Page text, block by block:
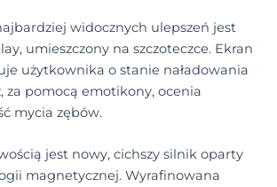
widocznych ulepszeń jest
umieszczony na szczoteczce. Ekran
użytkownika o stanie naładowania
za pomocą emotikony, ocenia
mycia zębów.
jest nowy, cichszy silnik oparty
magnetycznej. Wyrafinowana